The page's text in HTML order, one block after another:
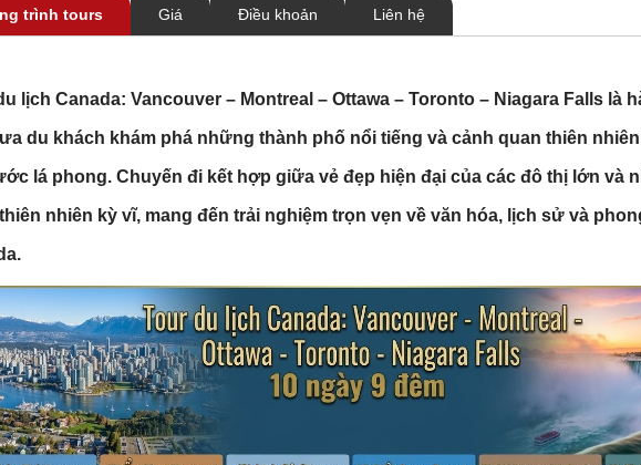
trình tours Giá Điều khoản Liên hệ
lịch Canada: Vancouver – Montreal – Ottawa – Toronto – Niagara Falls là
du khách khám phá những thành phố nổi tiếng và cảnh quan thiên
lá phong. Chuyến đi kết hợp giữa vẻ đẹp hiện đại của các đô thị lớn và
nhiên kỳ vĩ, mang đến trải nghiệm trọn vẹn về văn hóa, lịch sử và